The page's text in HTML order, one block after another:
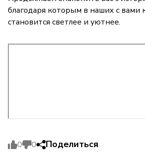
благодаря которым в наших с вами
становится светлее и уютнее.
0 0 Поделиться